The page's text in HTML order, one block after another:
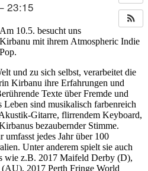
23:15
Am 10.5. besucht uns
Kirbanu mit ihrem Atmospheric Indie
Pop.
und zu sich selbst, verarbeitet die
Kirbanu ihre Erfahrungen und
Texte über Fremde und
sind musikalisch farbenreich
Gitarre, flirrendem Keyboard,
bezaubernder Stimme.
jedes Jahr über 100
Unter anderem spielt sie auch
wie z.B. 2017 Maifeld Derby (D),
2017 Perth Fringe World